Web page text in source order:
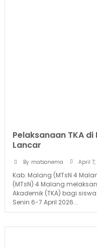
Pelaksanaan TKA
Lancar
By matsanema April
Kab. Malang (MTsN 4
(MTsN) 4 Malang
Akademik (TKA) bagi
Senin 6-7 April 2026...